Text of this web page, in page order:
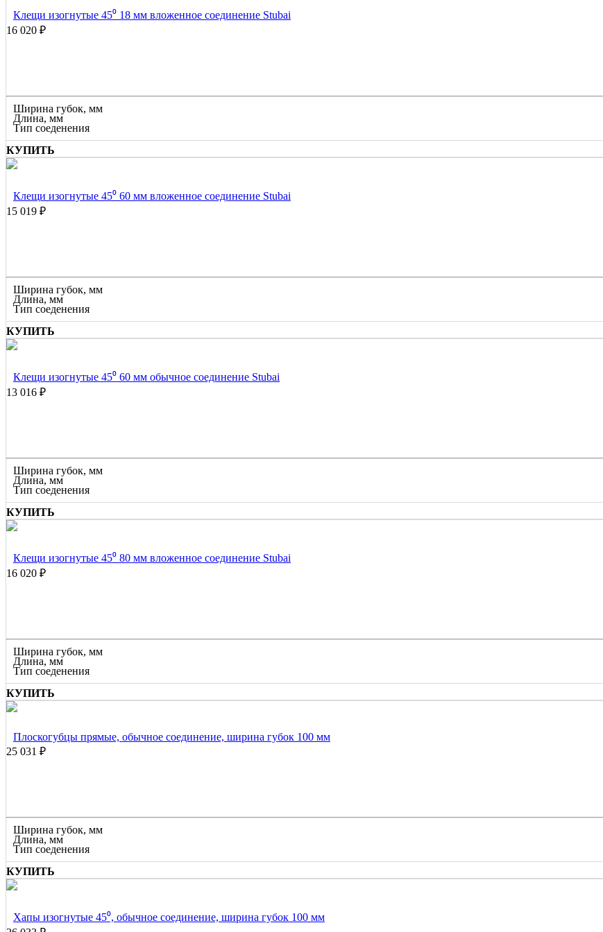
Клещи изогнутые 45⁰ 18 мм вложенное соединение Stubai
16 020 ₽
Ширина губок, мм
Длина, мм
Тип соеденения
КУПИТЬ
Клещи изогнутые 45⁰ 60 мм вложенное соединение Stubai
15 019 ₽
Ширина губок, мм
Длина, мм
Тип соеденения
КУПИТЬ
Клещи изогнутые 45⁰ 60 мм обычное соединение Stubai
13 016 ₽
Ширина губок, мм
Длина, мм
Тип соеденения
КУПИТЬ
Клещи изогнутые 45⁰ 80 мм вложенное соединение Stubai
16 020 ₽
Ширина губок, мм
Длина, мм
Тип соеденения
КУПИТЬ
Плоскогубцы прямые, обычное соединение, ширина губок 100 мм
25 031 ₽
Ширина губок, мм
Длина, мм
Тип соеденения
КУПИТЬ
Хапы изогнутые 45⁰, обычное соединение, ширина губок 100 мм